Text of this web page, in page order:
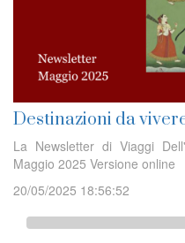
Destinazioni da
La Newsletter di Viaggi
Maggio 2025 Versione online
20/05/2025 18:56:52